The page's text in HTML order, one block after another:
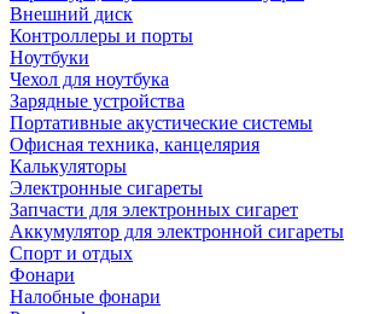
Внешний диск
Контроллеры и порты
Ноутбуки
Чехол для ноутбука
Зарядные устройства
Портативные акустические системы
Офисная техника, канцелярия
Калькуляторы
Электронные сигареты
Запчасти для электронных сигарет
Аккумулятор для электронной сигареты
Спорт и отдых
Фонари
Налобные фонари